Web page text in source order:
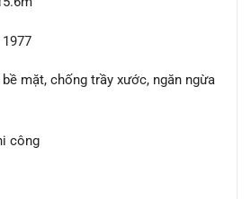
mặt, chống trầy xước, ngăn ngừa
công